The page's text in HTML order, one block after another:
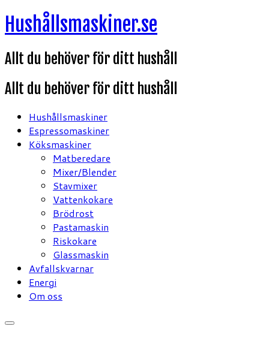
Hoppa
till
Hushållsmaskiner.se
Allt du behöver för ditt hushåll
Allt du behöver för ditt hushåll
Hushållsmaskiner
Espressomaskiner
Köksmaskiner
Matberedare
Mixer/Blender
Stavmixer
Vattenkokare
Brödrost
Pastamaskin
Riskokare
Glassmaskin
Avfallskvarnar
Energi
Om oss